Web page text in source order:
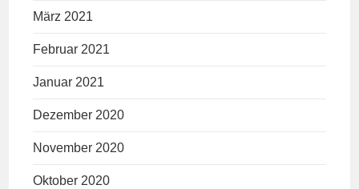
März 2021
Februar 2021
Januar 2021
Dezember 2020
November 2020
Oktober 2020